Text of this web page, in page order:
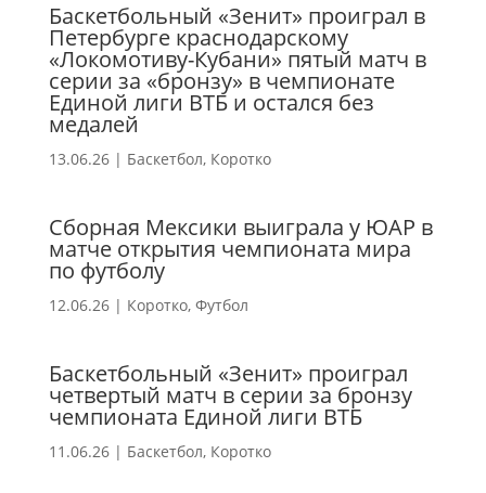
Баскетбольный «Зенит» проиграл в
Петербурге краснодарскому
«Локомотиву-Кубани» пятый матч в
серии за «бронзу» в чемпионате
Единой лиги ВТБ и остался без
медалей
13.06.26| Баскетбол, Коротко
Сборная Мексики выиграла у ЮАР в
матче открытия чемпионата мира
по футболу
12.06.26| Коротко, Футбол
Баскетбольный «Зенит» проиграл
четвертый матч в серии за бронзу
чемпионата Единой лиги ВТБ
11.06.26| Баскетбол, Коротко